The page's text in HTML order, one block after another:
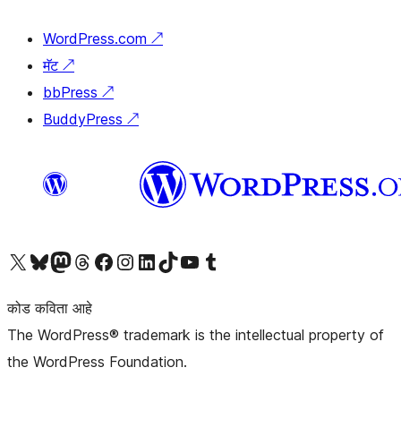
WordPress.com ↗
मॅट ↗
bbPress ↗
BuddyPress ↗
आमच्या X (एक्स) (पूर्वीचे ट्विटर) खात्याला भेट द्या आमच्या ब्लूस्की खात्याला भेट द्या.आमच्या Mastodon खात्याला भेट द्या.आमच्या थ्रेड्स खात्याला भेट द्या. आमच्या फेसबुक पेजला भेट द्या आमच्या इंस्टाग्राम खात्याला भेट द्या आमच्या लिंक्डइन खात्याला भेट द्या आमच्या टिकटॉक अकाउंटला भेट द्या.आमच्या यूट्यूब चॅनेलला भेट द्या आमच्या टंबलर खात्याला भेट द्या.
कोड कविता आहे
The WordPress® trademark is the intellectual property of
the WordPress Foundation.